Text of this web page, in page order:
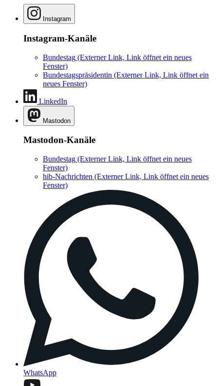
Instagram
Instagram-Kanäle
Bundestag (Externer Link, Link öffnet ein neues
Fenster)
Bundestagspräsidentin (Externer Link, Link öffnet ein
neues Fenster)
LinkedIn
Mastodon
Mastodon-Kanäle
Bundestag (Externer Link, Link öffnet ein neues
Fenster)
hib-Nachrichten (Externer Link, Link öffnet ein neues
Fenster)
WhatsApp